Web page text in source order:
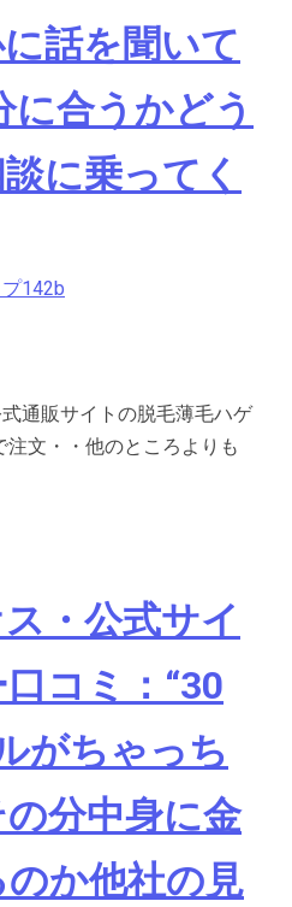
話を聞いて
に合うかどう
に乗ってく
通販サイトの脱毛薄毛ハゲ
注文・・他のところよりも
・公式サイ
コミ：“30
がちゃっち
分中身に金
か他社の見